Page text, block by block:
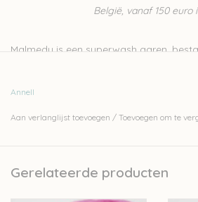
België, vanaf 150 euro
Malmedy is een superwash garen,
Nld: 3,5-4mm
Wil je meer wol bestellen dan er
Annell
Aan verlanglijst toevoegen / Toevoegen om te
Gerelateerde producten